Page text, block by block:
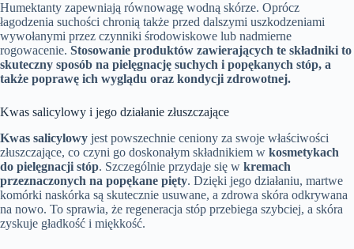
Humektanty zapewniają równowagę wodną skórze. Oprócz
łagodzenia suchości chronią także przed dalszymi uszkodzeniami
wywołanymi przez czynniki środowiskowe lub nadmierne
rogowacenie. Stosowanie produktów zawierających te składniki to
skuteczny sposób na pielęgnację suchych i popękanych stóp, a
także poprawę ich wyglądu oraz kondycji zdrowotnej.
Kwas salicylowy i jego działanie złuszczające
Kwas salicylowy jest powszechnie ceniony za swoje właściwości
złuszczające, co czyni go doskonałym składnikiem w kosmetykach
do pielęgnacji stóp. Szczególnie przydaje się w kremach
przeznaczonych na popękane pięty. Dzięki jego działaniu, martwe
komórki naskórka są skutecznie usuwane, a zdrowa skóra odkrywana
na nowo. To sprawia, że regeneracja stóp przebiega szybciej, a skóra
zyskuje gładkość i miękkość.